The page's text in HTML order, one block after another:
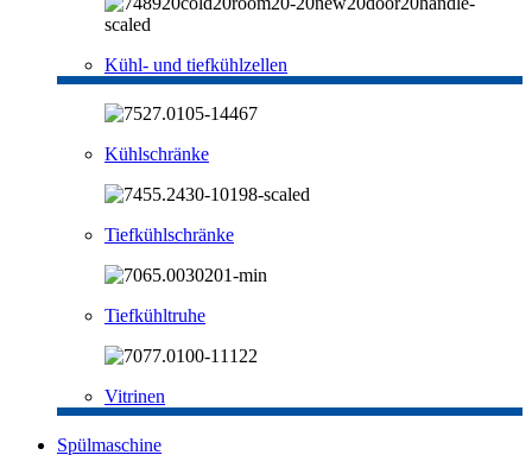
Kühl- und tiefkühlzellen
Kühlschränke
Tiefkühlschränke
Tiefkühltruhe
Vitrinen
Spülmaschine